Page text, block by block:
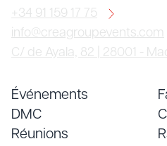
+34 91 159 17 75
info@creagroupevents.com
C/ de Ayala, 82 | 28001 -
Événements
DMC
Réunions